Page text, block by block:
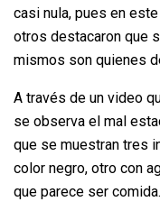
casi nula, pues en
otros destacaron que
mismos son quienes
A través de un video
se observa el mal
que se muestran tres
color negro, otro con
que parece ser comida.